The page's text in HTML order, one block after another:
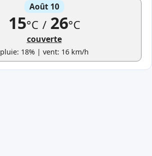
Août 10
15°C /26°C
couverte
pluie: 18% | vent: 16 km/h